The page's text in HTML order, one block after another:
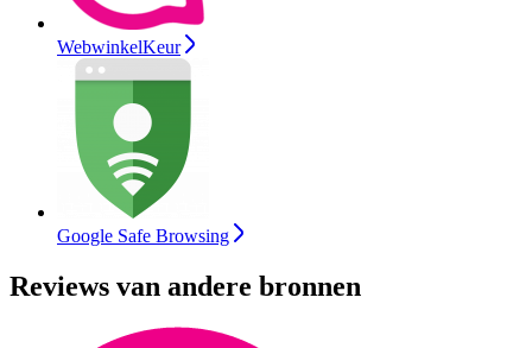
WebwinkelKeur
Google Safe Browsing
Reviews van andere bronnen